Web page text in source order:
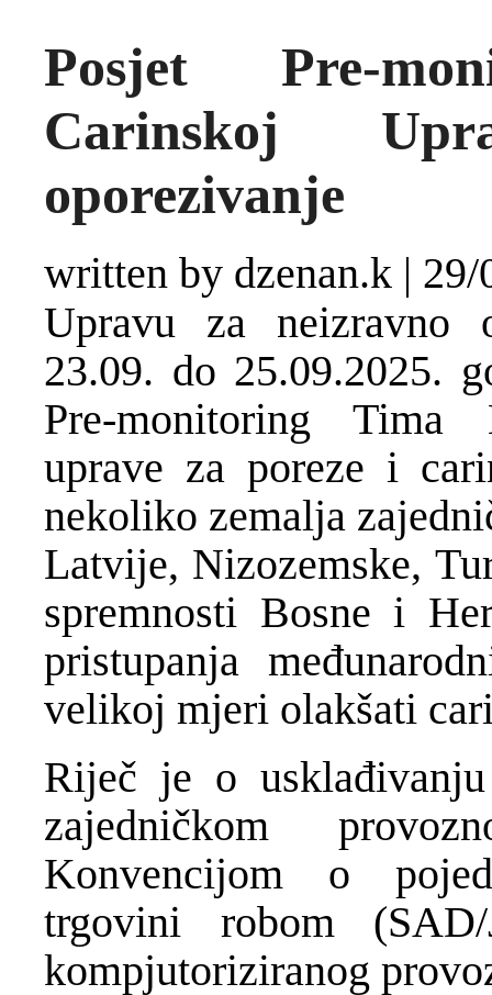
Posjet Pre-
Carinskoj
oporezivanje
written by dzenan.k | 29/
Upravu za neizravno
23.09. do 25.09.2025.
Pre-monitoring Tima
uprave za poreze i
nekoliko zemalja
Latvije, Nizozemske,
spremnosti Bosne i
pristupanja
velikoj mjeri olakšati
Riječ je o
zajedničkom
Konvencijom o
trgovini robom
kompjutoriziranog